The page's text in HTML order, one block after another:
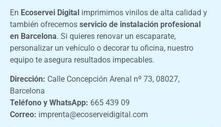
En Ecoservei Digital imprimimos vinilos de alta calidad y
también ofrecemos servicio de instalación profesional
en Barcelona. Si quieres renovar un escaparate,
personalizar un vehículo o decorar tu oficina, nuestro
equipo te asegura resultados impecables.
Dirección: Calle Concepción Arenal nº 73, 08027,
Barcelona
Teléfono y WhatsApp: 665 439 09
Correo: imprenta@ecoserveidigital.com